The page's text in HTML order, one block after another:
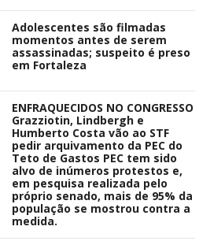
Adolescentes são filmadas
momentos antes de serem
assassinadas; suspeito é preso
em Fortaleza
ENFRAQUECIDOS NO CONGRESSO
Grazziotin, Lindbergh e
Humberto Costa vão ao STF
pedir arquivamento da PEC do
Teto de Gastos PEC tem sido
alvo de inúmeros protestos e,
em pesquisa realizada pelo
próprio senado, mais de 95% da
população se mostrou contra a
medida.